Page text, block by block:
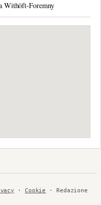
Withöft-Foremny
· Cookie · Redazione